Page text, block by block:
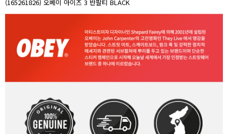
(165261826) 오베이 아이즈 3 반팔티 BLACK